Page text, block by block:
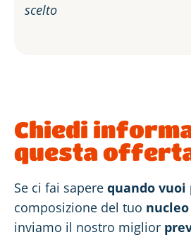
scelto
Chiedi
questa
Se ci fai sapere quando
composizione del tuo
inviamo il nostro miglior